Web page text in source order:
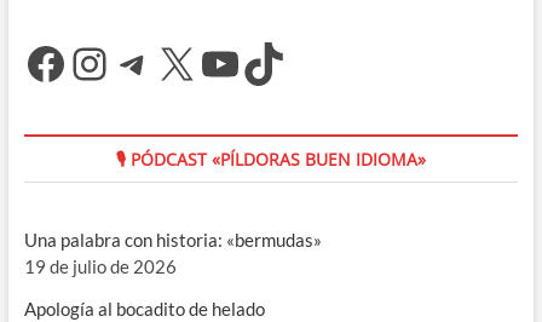
Facebook
Instagram
Telegram
X YouTube
TikTok
🎙 PÓDCAST «PÍLDORAS BUEN IDIOMA»
Una palabra con historia: «bermudas»
19 de julio de 2026
Apología al bocadito de helado